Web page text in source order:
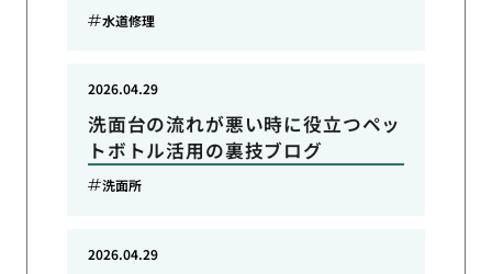
水道修理
洗面台の流れが悪い時に役立つペッ
トボトル活用の裏技ブログ
2026.04.29
洗面所
2026.04.29